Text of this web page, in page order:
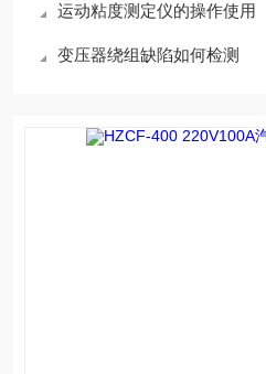
运动粘度测定仪的操作使用
变压器绕组缺陷如何检测